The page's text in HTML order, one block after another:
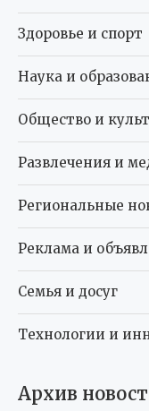
Здоровье и спорт
Наука и
Общество и
Развлечения и
Региональные
Реклама и
Семья и досуг
Технологии и
Архив